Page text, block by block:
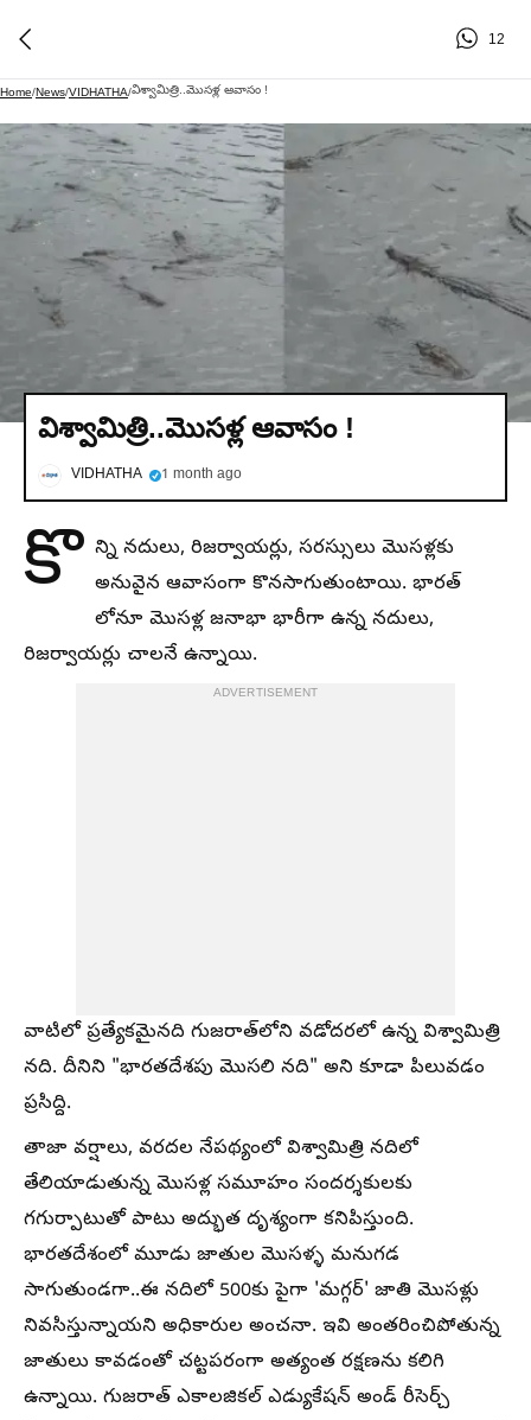
12
Home/News/VIDHATHA/విశ్వామిత్రి..మొసళ్ల ఆవాసం !
విశ్వామిత్రి..మొసళ్ల ఆవాసం !
VIDHATHA 1 month ago
కొ న్ని నదులు, రిజర్వాయర్లు, సరస్సులు మొసళ్లకు
అనువైన ఆవాసంగా కొనసాగుతుంటాయి. భారత్
లోనూ మొసళ్ల జనాభా భారీగా ఉన్న నదులు,
రిజర్వాయర్లు చాలనే ఉన్నాయి.
ADVERTISEMENT
వాటిలో ప్రత్యేకమైనది గుజరాత్‌లోని వడోదరలో ఉన్న విశ్వామిత్రి
నది. దీనిని "భారతదేశపు మొసలి నది" అని కూడా పిలువడం
ప్రసిద్ది.
తాజా వర్షాలు, వరదల నేపథ్యంలో విశ్వామిత్రి నదిలో
తేలియాడుతున్న మొసళ్ల సమూహం సందర్శకులకు
గగుర్పాటుతో పాటు అద్భుత దృశ్యంగా కనిపిస్తుంది.
భారతదేశంలో మూడు జాతుల మొసళ్ళ మనుగడ
సాగుతుండగా..ఈ నదిలో 500కు పైగా 'మగ్గర్' జాతి మొసళ్లు
నివసిస్తున్నాయని అధికారుల అంచనా. ఇవి అంతరించిపోతున్న
జాతులు కావడంతో చట్టపరంగా అత్యంత రక్షణను కలిగి
ఉన్నాయి. గుజరాత్ ఎకాలజికల్ ఎడ్యుకేషన్ అండ్ రీసెర్చ్